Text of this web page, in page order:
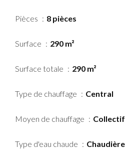
Pièces 8 pièces
Surface 290 m²
Surface totale 290 m²
Type de chauffage Central
Moyen de chauffage Collectif
Type d'eau chaude Chaudière